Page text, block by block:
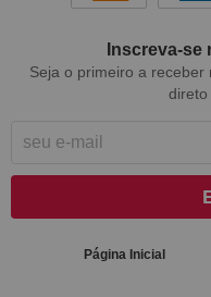
Inscreva-se
Seja o primeiro a
direto
Página Inicial